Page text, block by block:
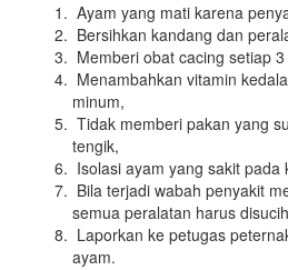
Ayam yang mati karena
Bersihkan kandang dan
Memberi obat cacing setiap
Menambahkan vitamin
minum,
Tidak memberi pakan yang
tengik,
Isolasi ayam yang sakit pada
Bila terjadi wabah penyakit
semua peralatan harus
Laporkan ke petugas
ayam.